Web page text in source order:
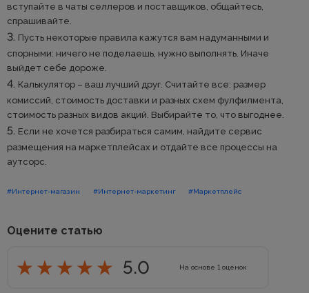
вступайте в чаты селлеров и поставщиков, общайтесь,
спрашивайте.
Пусть некоторые правила кажутся вам надуманными и
спорными: ничего не поделаешь, нужно выполнять. Иначе
выйдет себе дороже.
Калькулятор – ваш лучший друг. Считайте все: размер
комиссий, стоимость доставки и разных схем фулфилмента,
стоимость разных видов акций. Выбирайте то, что выгоднее.
Если не хочется разбираться самим, найдите сервис
размещения на маркетплейсах и отдайте все процессы на
аутсорс.
#Интернет-магазин #Интернет-маркетинг #Маркетплейс
Оцените статью
5.0 На основе 1 оценок